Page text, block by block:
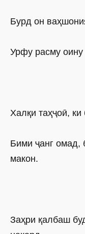
Бурд он
Урфу расму оину
Халқи таҳҷоӣ,
Бими ҷанг омад,
макон.
Заҳри қалбаш